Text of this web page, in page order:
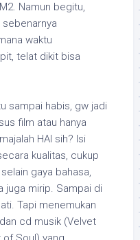
Namun begitu,
sebenarnya
waktu
telat dikit bisa
sampai habis, gw jadi
film atau hanya
HAI sih? Isi
kualitas, cukup
gaya bahasa,
juga mirip. Sampai di
Tapi menemukan
cd musik (Velvet